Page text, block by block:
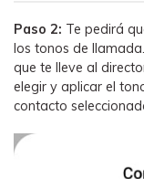
Paso 2: Te pedirá
los tonos de
que te lleve al
elegir y aplicar el
contacto